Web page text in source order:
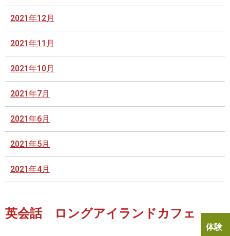
2021年12月
2021年11月
2021年10月
2021年7月
2021年6月
2021年5月
2021年4月
英会話 ロングアイランドカフェ
体験